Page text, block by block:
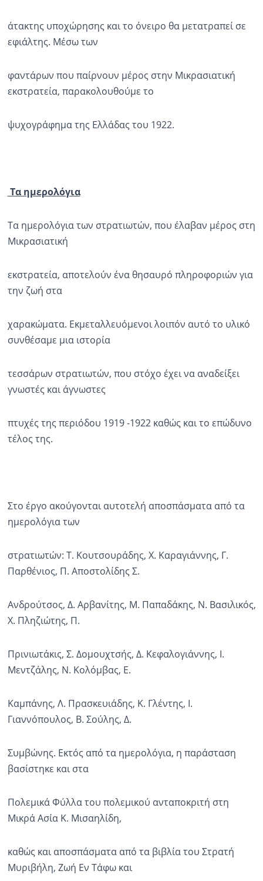
άτακτης υποχώρησης και το όνειρο θα μετατραπεί σε
εφιάλτης. Μέσω των
φαντάρων που παίρνουν μέρος στην Μικρασιατική
εκστρατεία, παρακολουθούμε το
ψυχογράφημα της Ελλάδας του 1922.
Τα ημερολόγια
Τα ημερολόγια των στρατιωτών, που έλαβαν μέρος στη
Μικρασιατική
εκστρατεία, αποτελούν ένα θησαυρό πληροφοριών για
την ζωή στα
χαρακώματα. Εκμεταλλευόμενοι λοιπόν αυτό το υλικό
συνθέσαμε μια ιστορία
τεσσάρων στρατιωτών, που στόχο έχει να αναδείξει
γνωστές και άγνωστες
πτυχές της περιόδου 1919 -1922 καθώς και το επώδυνο
τέλος της.
Στο έργο ακούγονται αυτοτελή αποσπάσματα από τα
ημερολόγια των
στρατιωτών: Τ. Κουτσουράδης, X. Καραγιάννης, Γ.
Παρθένιος, Π. Αποστολίδης Σ.
Ανδρούτσος, Δ. Αρβανίτης, Μ. Παπαδάκης, Ν. Βασιλικός,
Χ. Πληζιώτης, Π.
Πρινιωτάκις, Σ. Δομουχτσής, Δ. Κεφαλογιάννης, Ι.
Μεντζάλης, Ν. Κολόμβας, Ε.
Καμπάνης, Λ. Πρασκευιάδης, Κ. Γλέντης, Ι.
Γιαννόπουλος, Β. Σούλης, Δ.
Συμβώνης. Εκτός από τα ημερολόγια, η παράσταση
βασίστηκε και στα
Πολεμικά Φύλλα του πολεμικού ανταποκριτή στη
Μικρά Ασία Κ. Μισαηλίδη,
καθώς και αποσπάσματα από τα βιβλία του Στρατή
Μυριβήλη, Ζωή Εν Τάφω και